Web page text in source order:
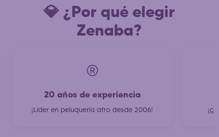
💎 ¿Por qué elegir
Zenaba?
®️
20 años de experiencia
¡Líder en peluquería afro desde 2006!